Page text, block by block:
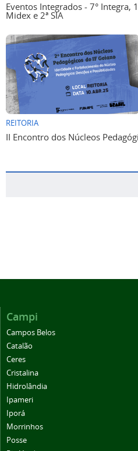
Eventos Integrados - 7° Integra,
Midex e 2ª SIA
REITORIA
II Encontro dos Núcleos
Campi
Campos Belos
Catalão
Ceres
Cristalina
Hidrolândia
Ipameri
Iporá
Morrinhos
Posse